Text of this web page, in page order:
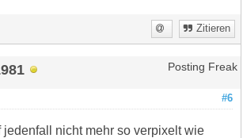
Zitieren
Posting Freak
#6
nicht mehr so verpixelt wie